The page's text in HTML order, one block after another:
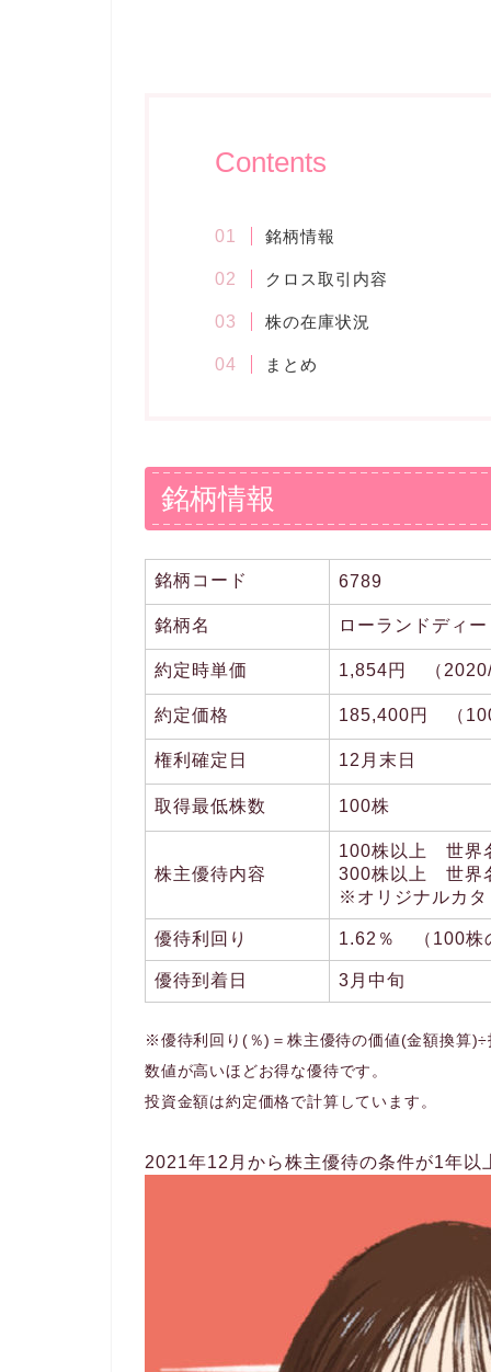
Contents
銘柄情報
クロス取引内容
株の在庫状況
まとめ
銘柄情報
銘柄コード 6789
銘柄名 ローランドディ
約定時単価 1,854円 （
約定価格 185,400円 （
権利確定日 12月末日
取得最低株数 100株
株主優待内容
100株以上 世界
300株以上 世界
※オリジナルカ
優待利回り 1.62％ （100株
優待到着日 3月中旬
※優待利回り(％)＝株主優待の価値(金額換算
数値が高いほどお得な優待です。
投資金額は約定価格で計算しています。
2021年12月から株主優待の条件が1年